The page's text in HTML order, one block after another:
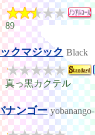
89
クマジック Black
真っ黒カクテル
ナンゴー yobanango-